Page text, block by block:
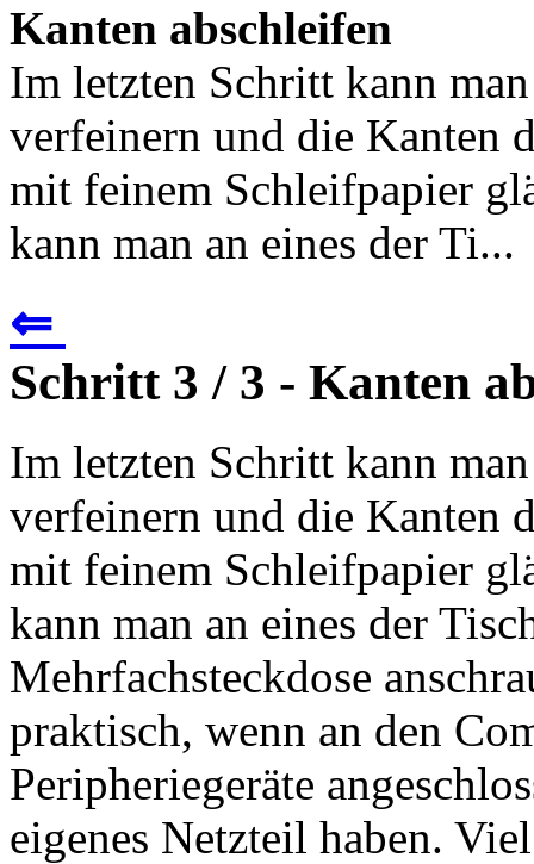
Kanten abschleifen
Im letzten Schritt kann
verfeinern und die Kanten
mit feinem Schleifpapier
kann man an eines der Ti...
⇐
Schritt 3 / 3 - Kanten
Im letzten Schritt kann
verfeinern und die Kanten
mit feinem Schleifpapier
kann man an eines der
Mehrfachsteckdose
praktisch, wenn an den
Peripheriegeräte
eigenes Netzteil haben.